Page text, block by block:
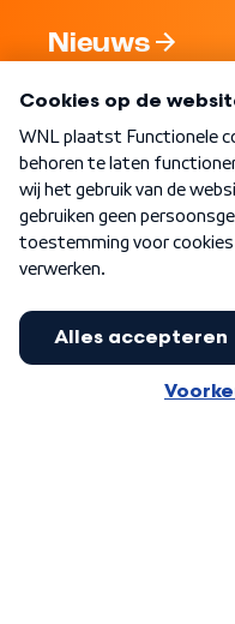
Nieuws
Nieuwsbrief
Word Lid